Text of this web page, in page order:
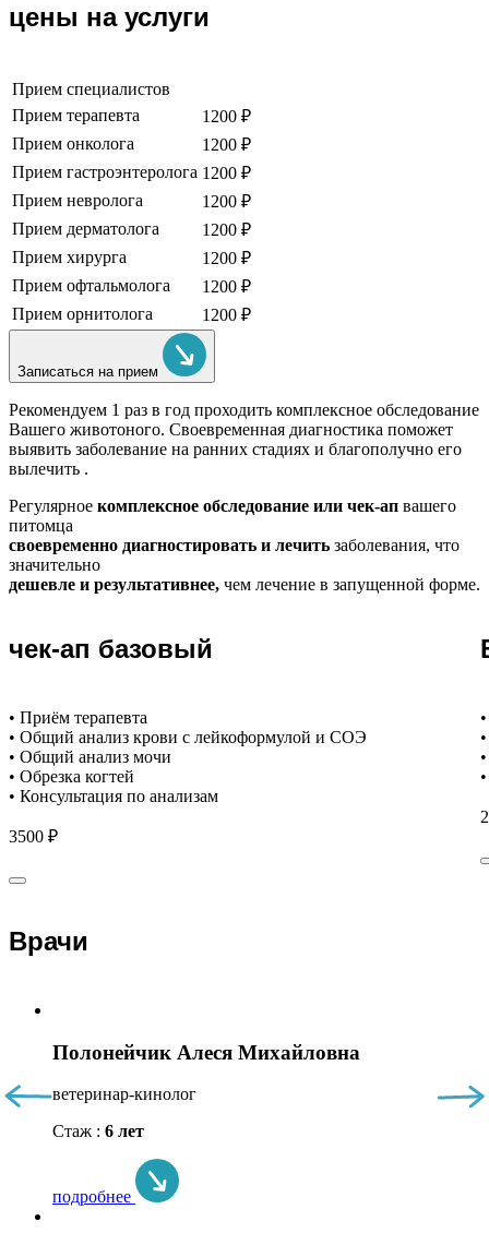
цены на услуги
Прием специалистов
Прием терапевта
1200 ₽
Прием онколога
1200 ₽
Прием гастроэнтеролога 1200 ₽
Прием невролога
1200 ₽
Прием дерматолога
1200 ₽
Прием хирурга
1200 ₽
Прием офтальмолога
1200 ₽
Прием орнитолога
1200 ₽
Записаться на прием
Рекомендуем 1 раз в год проходить комплексное обследование
Вашего животоного. Своевременная диагностика поможет
выявить заболевание на ранних стадиях и благополучно его
вылечить .
Регулярное комплексное обследование или чек-ап вашего
питомца
своевременно диагностировать и лечить заболевания, что
значительно
дешевле и результативнее, чем лечение в запущенной форме.
чек-ап базовый
• Приём терапевта
• Общий анализ крови с лейкоформулой и СОЭ
• Общий анализ мочи
• Обрезка когтей
• Консультация по анализам
3500 ₽
Врачи
Полонейчик Алеся Михайловна
ветеринар-кинолог
Стаж : 6 лет
подробнее